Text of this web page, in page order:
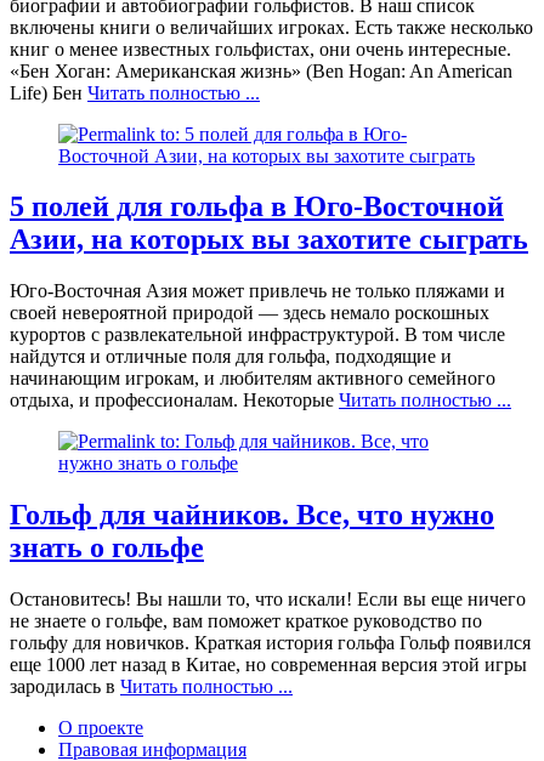
биографии и автобиографии гольфистов. В наш список
включены книги о величайших игроках. Есть также несколько
книг о менее известных гольфистах, они очень интересные.
«Бен Хоган: Американская жизнь» (Ben Hogan: An American
Life) Бен Читать полностью ...
5 полей для гольфа в Юго-Восточной
Азии, на которых вы захотите сыграть
Юго-Восточная Азия может привлечь не только пляжами и
своей невероятной природой — здесь немало роскошных
курортов с развлекательной инфраструктурой. В том числе
найдутся и отличные поля для гольфа, подходящие и
начинающим игрокам, и любителям активного семейного
отдыха, и профессионалам. Некоторые Читать полностью ...
Гольф для чайников. Все, что нужно
знать о гольфе
Остановитесь! Вы нашли то, что искали! Если вы еще ничего
не знаете о гольфе, вам поможет краткое руководство по
гольфу для новичков. Краткая история гольфа Гольф появился
еще 1000 лет назад в Китае, но современная версия этой игры
зародилась в Читать полностью ...
О проекте
Правовая информация